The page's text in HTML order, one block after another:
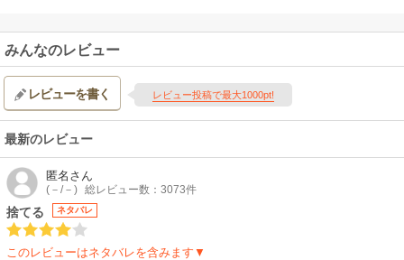
みんなのレビュー
レビューを書く レビュー投稿で最大1000pt!
最新のレビュー
匿名 さん
(－/－) 総レビュー数：3073件
捨てる ネタバレ
このレビューはネタバレを含みます▼